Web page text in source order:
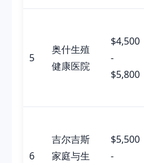
5
奥什生殖
健康医院
$4,500
-
$5,800
6
吉尔吉斯
家庭与生
$5,500
-